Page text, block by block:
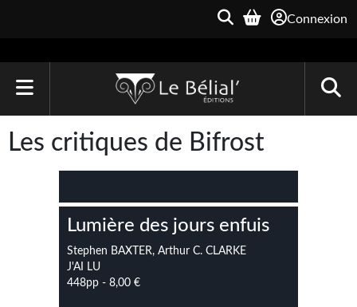
Connexion
Le Bélial'
Une Heure-Lumière
Archive du Futur
Les critiques de Bifrost
Lumière des jours enfuis
Stephen BAXTER, Arthur C. CLARKE
J'AI LU
448pp - 8,00 €